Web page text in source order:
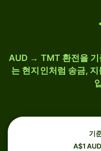
AUD → TMT 환전을
는 현지인처럼 송금,
기
A$1